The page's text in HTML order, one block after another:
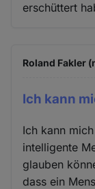
erschüttert
Roland Fakler
Ich kann
Ich kann
intelligente
glauben
dass ein
und